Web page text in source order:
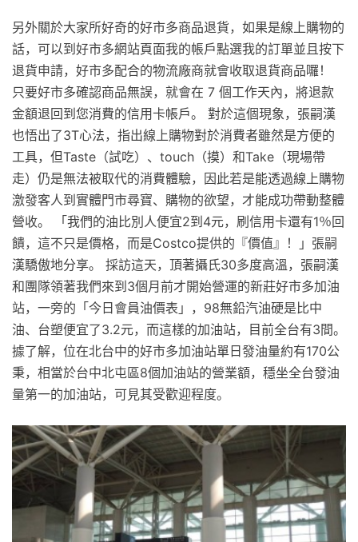
另外關於大家所好奇的好市多商品退貨，如果是線上購物的
話，可以到好市多網站頁面我的帳戶點選我的訂單並且按下
退貨申請，好市多配合的物流廠商就會收取退貨商品囉！
只要好市多確認商品無誤，就會在 7 個工作天內，將退款
金額退回到您消費的信用卡帳戶。 對於這個現象，張嗣漢
也悟出了3T心法，指出線上購物對於消費者雖然是方便的
工具，但Taste（試吃）、touch（摸）和Take（現場帶
走）仍是無法被取代的消費體驗，因此若是能透過線上購物
激發客人到實體門市尋寶、購物的欲望，才能成功帶動整體
營收。 「我們的油比別人便宜2到4元，刷信用卡還有1％回
饋，這不只是價格，而是Costco提供的『價值』！」張嗣
漢驕傲地分享。 採訪這天，頂著攝氏30多度高溫，張嗣漢
和團隊領著我們來到3個月前才開始營運的新莊好市多加油
站，一旁的「今日會員油價表」，98無鉛汽油硬是比中
油、台塑便宜了3.2元，而這樣的加油站，目前全台有3間。
據了解，位在北台中的好市多加油站單日發油量約有170公
秉，相當於台中北屯區8個加油站的營業額，穩坐全台發油
量第一的加油站，可見其受歡迎程度。